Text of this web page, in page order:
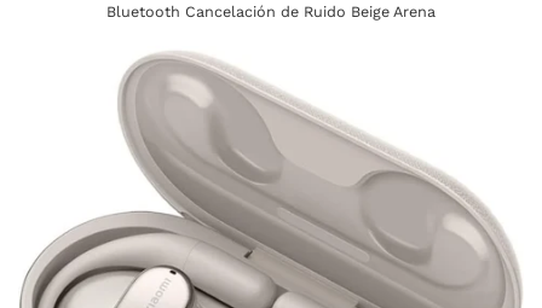
Bluetooth Cancelación de Ruido Beige Arena